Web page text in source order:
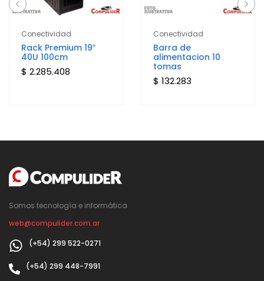
Conectividad
Rack Premium 19″
40U 100cm
$ 2.285.408
Conectividad
Barra de
alimentacion 10
tomas
$ 132.283
Somos tecnología e informática
web@compulider.com.ar
(+54) 299 522-0271
(+54) 299 448-7991